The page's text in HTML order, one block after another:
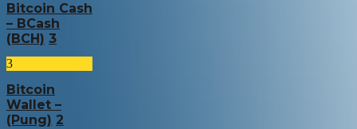
Bitcoin Cash
– BCash
(BCH) 3
3
Bitcoin
Wallet –
(Pung) 2